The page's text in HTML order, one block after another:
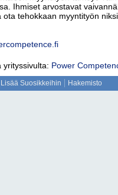
Ihmiset arvostavat
ota tehokkaan myyntityön
yrityssivulta: Power
Lisää Suosikkeihin Hakemisto